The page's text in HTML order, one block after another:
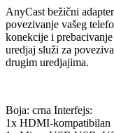
AnyCast bežični
povezivanje vašeg
konekcije i
uredjaj služi za
drugim uredjajima.
Boja: crna Interfejs:
1x HDMI-kompatibilan